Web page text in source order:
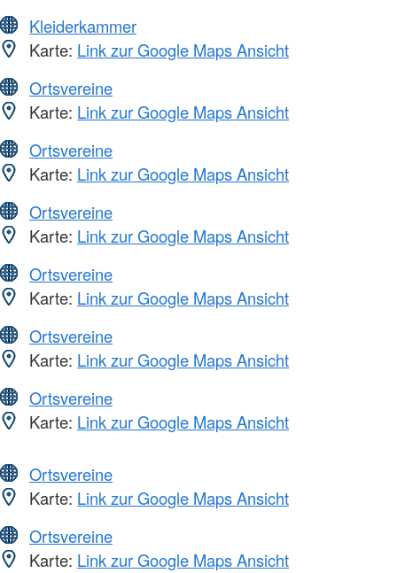
Kleiderkammer
Karte: Link zur Google Maps Ansicht
Ortsvereine
Karte: Link zur Google Maps Ansicht
Ortsvereine
Karte: Link zur Google Maps Ansicht
Ortsvereine
Karte: Link zur Google Maps Ansicht
Ortsvereine
Karte: Link zur Google Maps Ansicht
Ortsvereine
Karte: Link zur Google Maps Ansicht
Ortsvereine
Karte: Link zur Google Maps Ansicht
Ortsvereine
Karte: Link zur Google Maps Ansicht
Ortsvereine
Karte: Link zur Google Maps Ansicht